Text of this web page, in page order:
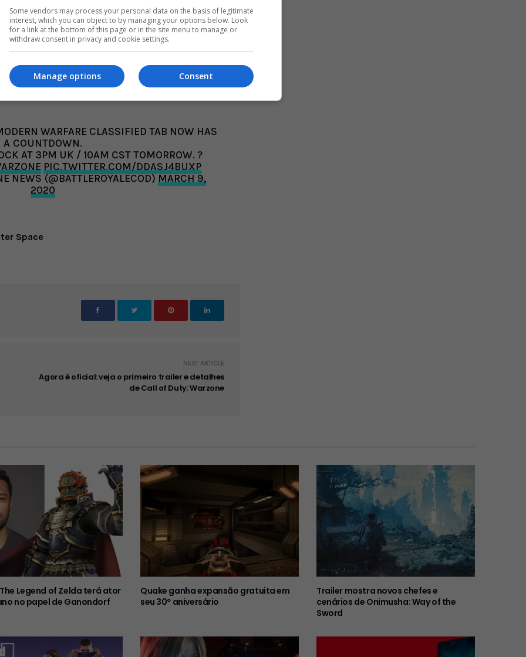
apresentará dois modos – um com respawns e
e trio, com até 150 jogadores por partida no
de jogadores deve ser ampliado para 200.
o jogo terá cross-play online no PC,
WARFARE CLASSIFIED TAB NOW HAS
A COUNTDOWN.
AT 3PM UK / 10AM CST TOMORROW. ?
PIC.TWITTER.COM/DDASJ4BUXP
NEWS (@BATTLEROYALECOD)MARCH 9,
2020
Space
NEXT ARTICLE
Agora é oficial: veja o primeiro trailer e detalhes
de Call of Duty: Warzone
Legend of Zelda terá ator
no papel de Ganondorf
Quake ganha expansão gratuita em
seu 30º aniversário
Trailer mostra novos chefes e
cenários de Onimusha: Way of the
Sword
Some vendors may process your personal data on the basis of legitimate
interest, which you can object to by managing your options below. Look
for a link at the bottom of this page or in the site menu to manage or
withdraw consent in privacy and cookie settings.
Consent
Manage options